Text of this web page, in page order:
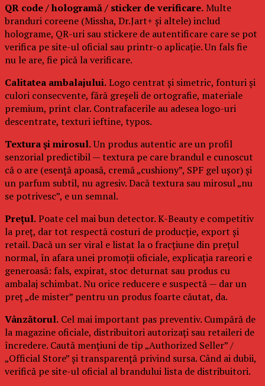
QR code / hologramă / sticker de verificare.Multe
branduri coreene (Missha, Dr.Jart+ și altele) includ
holograme, QR-uri sau stickere de autentificare care se pot
verifica pe site-ul oficial sau printr-o aplicație. Un fals fie
nu le are, fie pică la verificare.
Calitatea ambalajului.Logo centrat și simetric, fonturi și
culori consecvente, fără greșeli de ortografie, materiale
premium, print clar. Contrafacerile au adesea logo-uri
descentrate, texturi ieftine, typos.
Textura și mirosul.Un produs autentic are un profil
senzorial predictibil — textura pe care brandul e cunoscut
că o are (esență apoasă, cremă „cushiony”, SPF gel ușor) și
un parfum subtil, nu agresiv. Dacă textura sau mirosul „nu
se potrivesc”, e un semnal.
Prețul.Poate cel mai bun detector. K-Beauty e competitiv
la preț, dar tot respectă costuri de producție, export și
retail. Dacă un ser viral e listat la o fracțiune din prețul
normal, în afara unei promoții oficiale, explicația rareori e
generoasă: fals, expirat, stoc deturnat sau produs cu
ambalaj schimbat. Nu orice reducere e suspectă — dar un
preț „de mister” pentru un produs foarte căutat, da.
Vânzătorul. Cel mai important pas preventiv. Cumpără de
la magazine oficiale, distribuitori autorizați sau retaileri de
încredere. Caută mențiuni de tip „Authorized Seller” /
„Official Store” și transparență privind sursa. Când ai dubii,
verifică pe site-ul oficial al brandului lista de distribuitori.